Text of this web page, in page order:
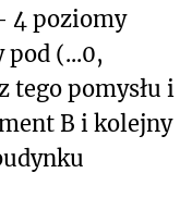
4 poziomy
pod (...0,
tego pomysłu i
B i kolejny